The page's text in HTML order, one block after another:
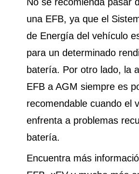
una EFB, ya que el
de Energía del vehículo
para un determinado
batería. Por otro lado, la
EFB a AGM siempre es
recomendable cuando el
enfrenta a problemas
batería.
Encuentra más